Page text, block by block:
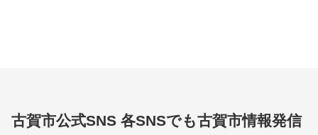
古賀市公式SNS 各SNSでも古賀市情報発信